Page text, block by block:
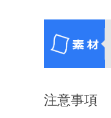
注意事項